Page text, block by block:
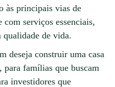
às principais vias de
serviços essenciais,
de vida.
deseja construir uma casa
para famílias que buscam
investidores que